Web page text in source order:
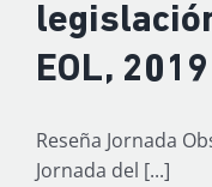
EOL, 2019
Reseña Jornada
Jornada del [...]